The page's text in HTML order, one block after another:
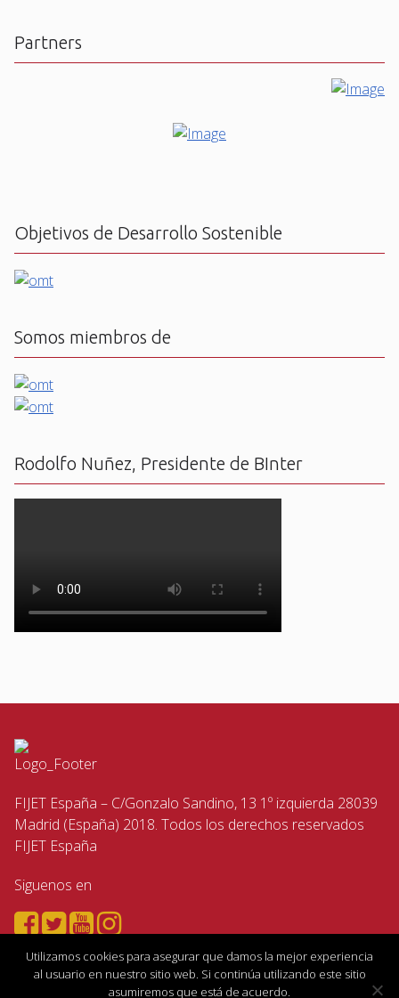
Partners
Objetivos de Desarrollo Sostenible
Somos miembros de
Rodolfo Nuñez, Presidente de BInter
FIJET España – C/Gonzalo Sandino, 13 1º izquierda 28039
Madrid (España) 2018. Todos los derechos reservados
FIJET España
Siguenos en
Utilizamos cookies para asegurar que damos la mejor experiencia
al usuario en nuestro sitio web. Si continúa utilizando este sitio
asumiremos que está de acuerdo.